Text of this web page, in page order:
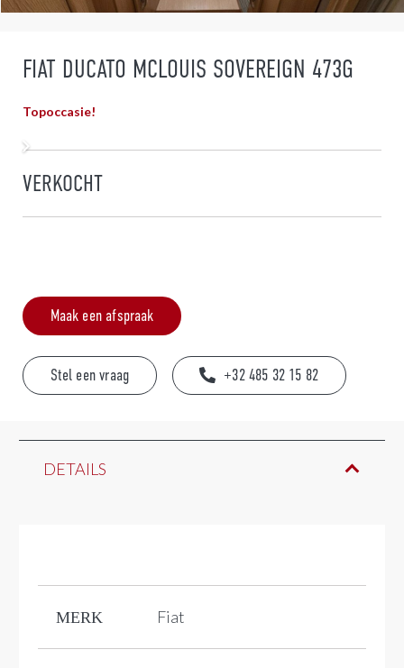
FIAT DUCATO MCLOUIS SOVEREIGN 473G
Topoccasie!
VERKOCHT
Maak een afspraak
Stel een vraag +32 485 32 15 82
DETAILS
MERK Fiat